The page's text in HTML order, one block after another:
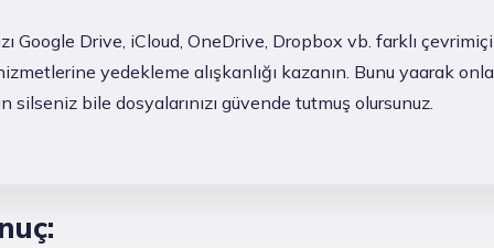
Google Drive, iCloud, OneDrive, Dropbox vb. farklı
yedekleme alışkanlığı kazanın. Bunu yaarak
silseniz bile dosyalarınızı güvende tutmuş olursunuz.